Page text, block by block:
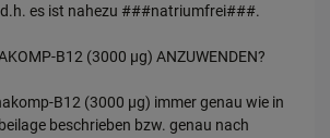
es ist nahezu ###natriumfrei###.
B12 (3000 µg) ANZUWENDEN?
B12 (3000 µg) immer genau wie in
beschrieben bzw. genau nach